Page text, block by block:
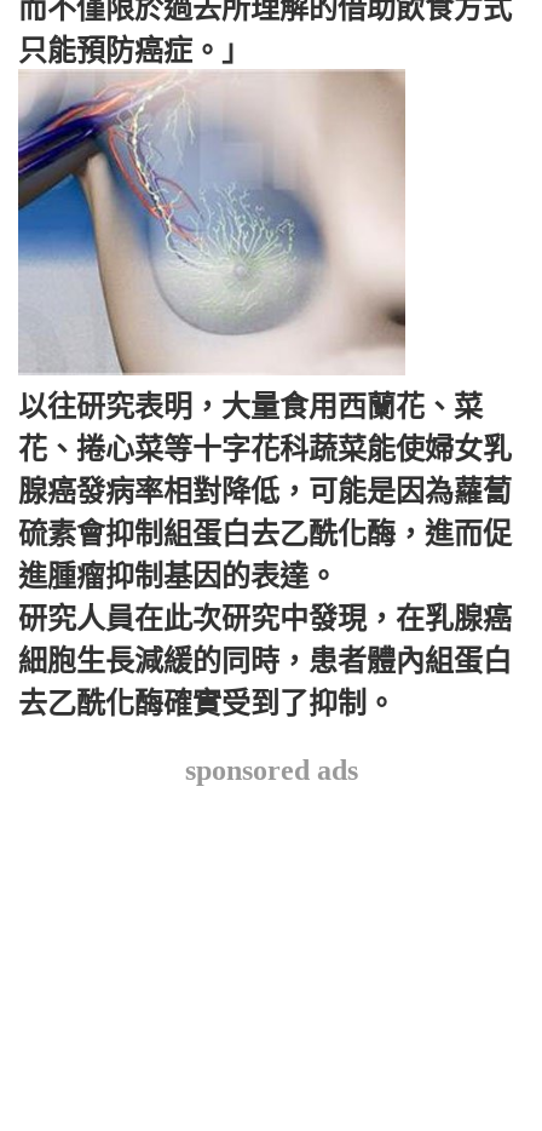
而不僅限於過去所理解的借助飲食方式
只能預防癌症。」
以往研究表明，大量食用西蘭花、菜
花、捲心菜等十字花科蔬菜能使婦女乳
腺癌發病率相對降低，可能是因為蘿蔔
硫素會抑制組蛋白去乙酰化酶，進而促
進腫瘤抑制基因的表達。
研究人員在此次研究中發現，在乳腺癌
細胞生長減緩的同時，患者體內組蛋白
去乙酰化酶確實受到了抑制。
sponsored ads